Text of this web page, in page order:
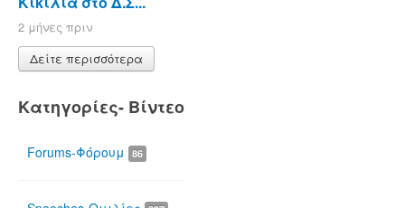
2 μήνες πριν
Δείτε περισσότερα
Κατηγορίες- Βίντεο
Forums-Φόρουμ 86